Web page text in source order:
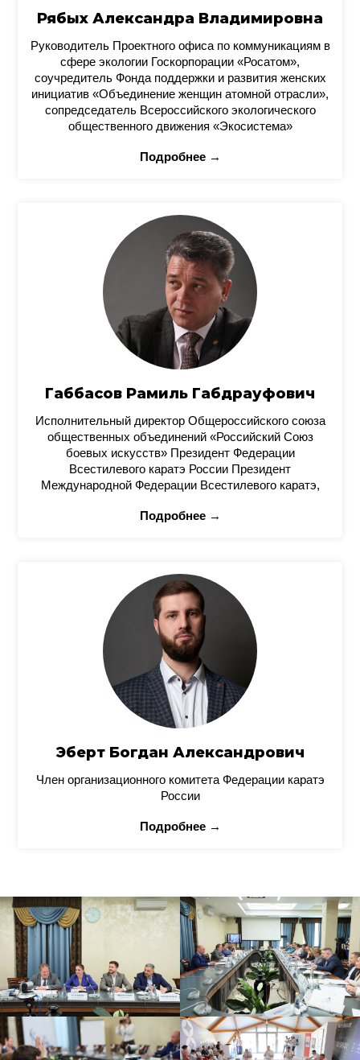
Рябых Александра Владимировна
Руководитель Проектного офиса по коммуникациям в
сфере экологии Госкорпорации «Росатом»,
соучредитель Фонда поддержки и развития женских
инициатив «Объединение женщин атомной отрасли»,
сопредседатель Всероссийского экологического
общественного движения «Экосистема»
Подробнее →
Габбасов Рамиль Габдрауфович
Исполнительный директор Общероссийского союза
общественных объединений «Российский Союз
боевых искусств» Президент Федерации
Всестилевого каратэ России Президент
Международной Федерации Всестилевого каратэ,
Подробнее →
Эберт Богдан Александрович
Член организационного комитета Федерации каратэ
России
Подробнее →